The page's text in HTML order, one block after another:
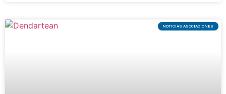
NOTICIAS ASOCIACIONES